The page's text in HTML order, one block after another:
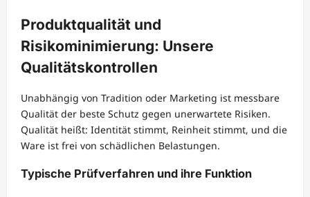
Produktqualität und
Risikominimierung: Unsere
Qualitätskontrollen
Unabhängig von Tradition oder Marketing ist messbare
Qualität der beste Schutz gegen unerwartete Risiken.
Qualität heißt: Identität stimmt, Reinheit stimmt, und die
Ware ist frei von schädlichen Belastungen.
Typische Prüfverfahren und ihre Funktion